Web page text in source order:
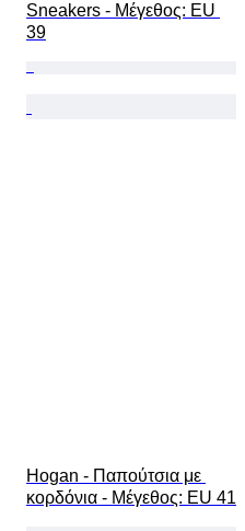
Sneakers - Mέγεθος: EU
39
Hogan - Παπούτσια με
κορδόνια - Mέγεθος: EU 41